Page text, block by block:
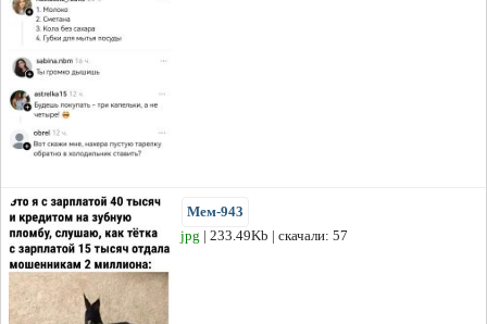
Мем-943
jpg | 233.49Kb | скачали: 57